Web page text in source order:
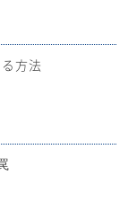
方法